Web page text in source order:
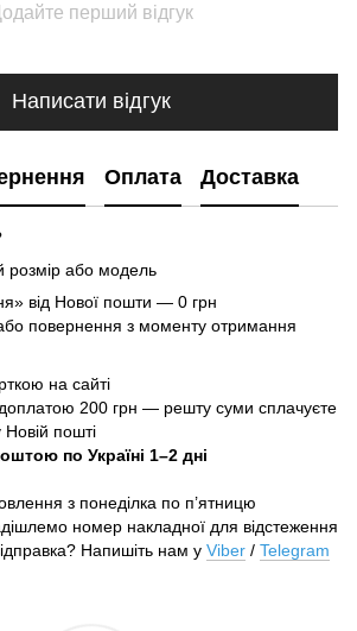
перший відгук
Написати відгук
Оплата Доставка
розмір або модель
від Нової пошти — 0 грн
повернення з моменту отримання
на сайті
200 грн — решту суми сплачуєте
пошті
по Україні 1–2 дні
з понеділка по п’ятницю
номер накладної для відстеження
Напишіть нам у Viber / Telegram